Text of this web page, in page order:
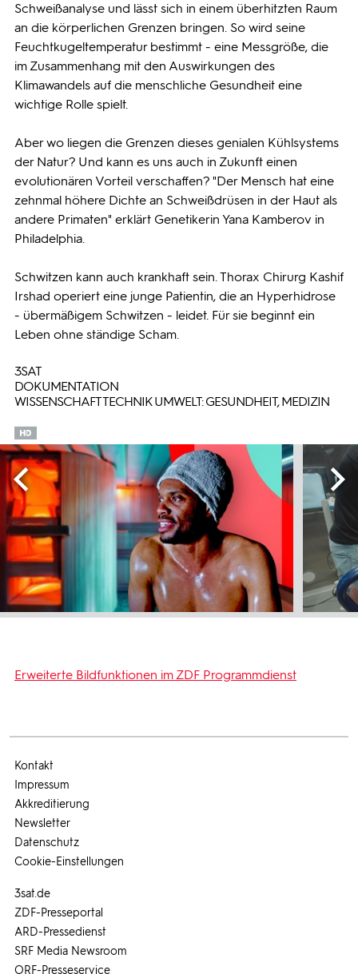
Schweißanalyse und lässt sich in einem überhitzten Raum
an die körperlichen Grenzen bringen. So wird seine
Feuchtkugeltemperatur bestimmt - eine Messgröße, die
im Zusammenhang mit den Auswirkungen des
Klimawandels auf die menschliche Gesundheit eine
wichtige Rolle spielt.
Aber wo liegen die Grenzen dieses genialen Kühlsystems
der Natur? Und kann es uns auch in Zukunft einen
evolutionären Vorteil verschaffen? "Der Mensch hat eine
zehnmal höhere Dichte an Schweißdrüsen in der Haut als
andere Primaten" erklärt Genetikerin Yana Kamberov in
Philadelphia.
Schwitzen kann auch krankhaft sein. Thorax Chirurg Kashif
Irshad operiert eine junge Patientin, die an Hyperhidrose
- übermäßigem Schwitzen - leidet. Für sie beginnt ein
Leben ohne ständige Scham.
3SAT
DOKUMENTATION
WISSENSCHAFT TECHNIK UMWELT: GESUNDHEIT, MEDIZIN
Erweiterte Bildfunktionen im ZDF Programmdienst
3sat.de
ZDF-Presseportal
ARD-Pressedienst
SRF Media Newsroom
ORF-Presseservice
Kontakt
Impressum
Akkreditierung
Newsletter
Datenschutz
Cookie-Einstellungen